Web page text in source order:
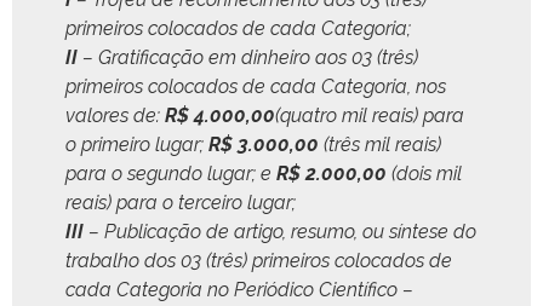
primeiros colo­ca­dos de cada Categoria;
II – Grat­i­fi­cação em din­heiro aos 03 (três)
primeiros colo­ca­dos de cada Cat­e­go­ria, nos
val­ores de: R$ 4.000,00(qua­tro mil reais) para
o primeiro lugar; R$ 3.000,00 (três mil reais)
para o segun­do lugar; e R$ 2.000,00 (dois mil
reais) para o ter­ceiro lugar;
III – Pub­li­cação de arti­go, resumo, ou sín­tese do
tra­bal­ho dos 03 (três) primeiros colo­ca­dos de
cada Cat­e­go­ria no Per­iódi­co Cien­tí­fi­co –